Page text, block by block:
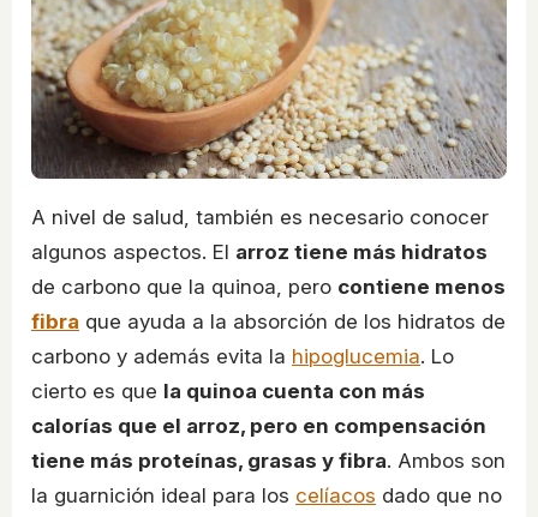
A nivel de salud, también es necesario conocer
algunos aspectos. El arroz tiene más hidratos
de carbono que la quinoa, pero contiene menos
fibra que ayuda a la absorción de los hidratos de
carbono y además evita la hipoglucemia. Lo
cierto es que la quinoa cuenta con más
calorías que el arroz, pero en compensación
tiene más proteínas, grasas y fibra. Ambos son
la guarnición ideal para los celíacos dado que no